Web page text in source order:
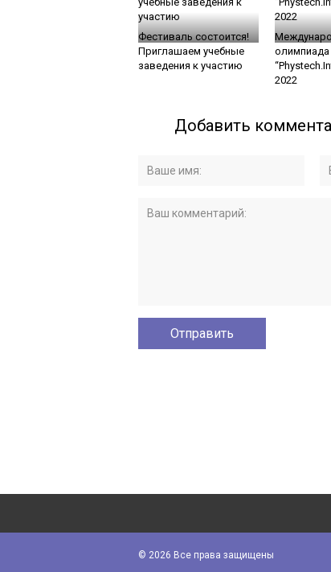
Фестиваль состоится!
Приглашаем учебные
заведения к участию
олимпиада
2022
Добавить
© 2026 Все права защищены